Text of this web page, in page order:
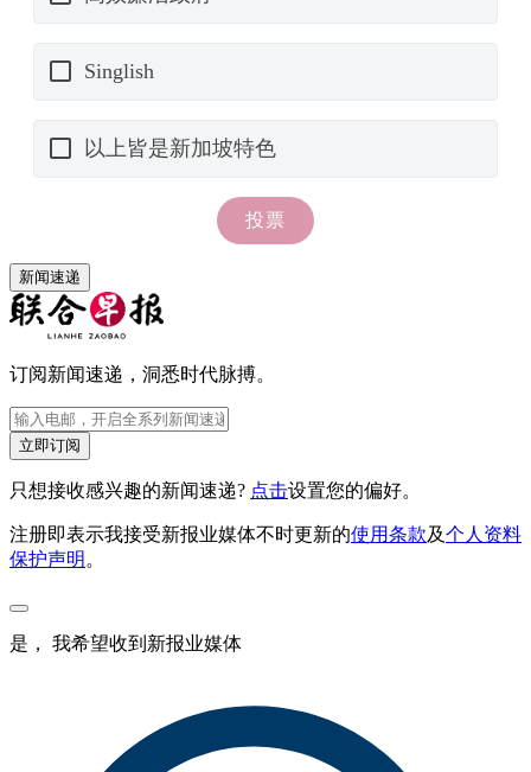
新闻速递
订阅新闻速递，洞悉时代脉搏。
立即订阅
只想接收感兴趣的新闻速递? 点击设置您的偏好。
注册即表示我接受新报业媒体不时更新的使用条款及个人资料
保护声明 。
是， 我希望收到新报业媒体